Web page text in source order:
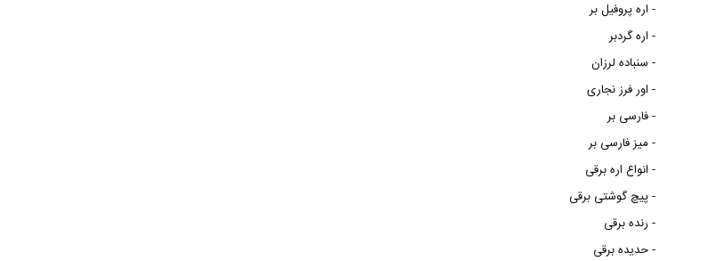
اره پروفیل بر -
اره گردبر -
سنباده لرزان -
اور فرز نجاری -
فارسی بر -
میز فارسی بر -
انواع اره برقی -
پیچ گوشتی برقی -
رنده برقی -
حدیده برقی -